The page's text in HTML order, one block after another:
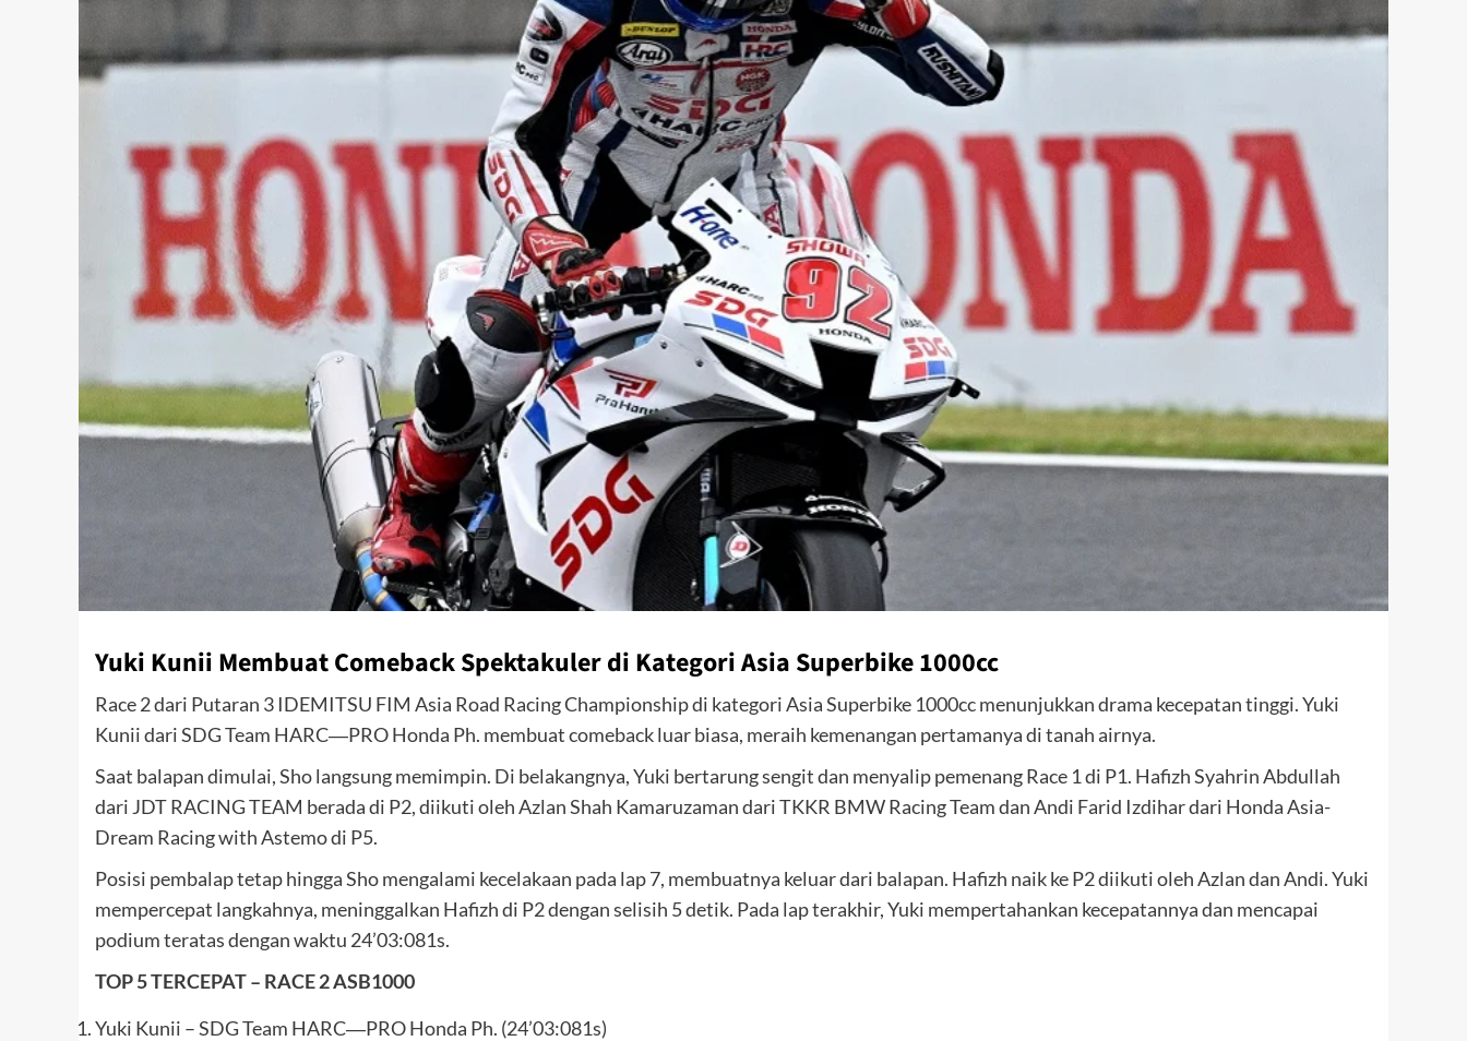
Yuki Kunii Membuat Comeback Spektakuler di Kategori Asia Superbike 1000cc
Race 2 dari Putaran 3 IDEMITSU FIM Asia Road Racing Championship di kategori Asia Superbike 1000cc menunjukkan drama kecepatan tinggi. Yuki
Kunii dari SDG Team HARC―PRO Honda Ph. membuat comeback luar biasa, meraih kemenangan pertamanya di tanah airnya.
Saat balapan dimulai, Sho langsung memimpin. Di belakangnya, Yuki bertarung sengit dan menyalip pemenang Race 1 di P1. Hafizh Syahrin Abdullah
dari JDT RACING TEAM berada di P2, diikuti oleh Azlan Shah Kamaruzaman dari TKKR BMW Racing Team dan Andi Farid Izdihar dari Honda Asia-
Dream Racing with Astemo di P5.
Posisi pembalap tetap hingga Sho mengalami kecelakaan pada lap 7, membuatnya keluar dari balapan. Hafizh naik ke P2 diikuti oleh Azlan dan Andi. Yuki
mempercepat langkahnya, meninggalkan Hafizh di P2 dengan selisih 5 detik. Pada lap terakhir, Yuki mempertahankan kecepatannya dan mencapai
podium teratas dengan waktu 24’03:081s.
TOP 5 TERCEPAT – RACE 2ASB1000
Yuki Kunii – SDG Team HARC―PRO Honda Ph. (24’03:081s)